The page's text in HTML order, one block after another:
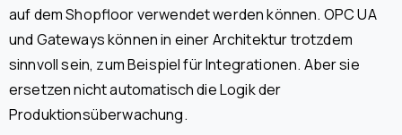
auf dem Shopfloor verwendet werden können. OPC UA
und Gateways können in einer Architektur trotzdem
sinnvoll sein, zum Beispiel für Integrationen. Aber sie
ersetzen nicht automatisch die Logik der
Produktionsüberwachung.